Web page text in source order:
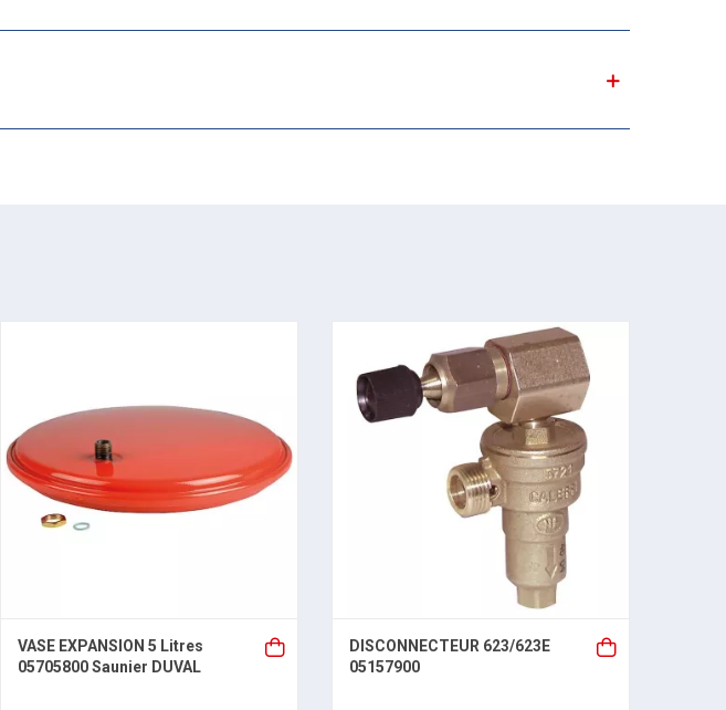
VASE EXPANSION 5 Litres
05705800 Saunier DUVAL
DISCONNECTEUR 623/623E
05157900